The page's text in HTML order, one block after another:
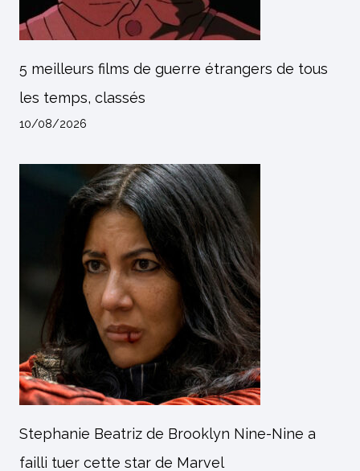
5 meilleurs films de guerre étrangers de tous
les temps, classés
10/08/2026
Stephanie Beatriz de Brooklyn Nine-Nine a
failli tuer cette star de Marvel